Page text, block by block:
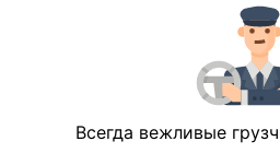
Всегда вежливые